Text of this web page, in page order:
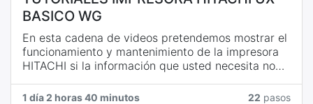
BASICO WG
En esta cadena de videos pretendemos mostrar el
funcionamiento y mantenimiento de la impresora
HITACHI si la información que usted necesita no
con nosotros y con gusto lo agregamos.
1 día 2 horas 40 minutos 22 pasos